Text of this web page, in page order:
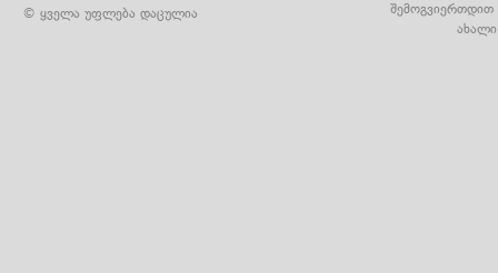
© ყველა უფლება დაცულია
შემოგვიერთდით
ახალი